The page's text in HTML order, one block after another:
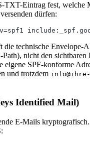
TXT-Eintrag fest, welche
dürfen:
die technische Envelope-
nicht den sichtbaren
eigene SPF-konforme
und trotzdem
Identified Mail)
E-Mails